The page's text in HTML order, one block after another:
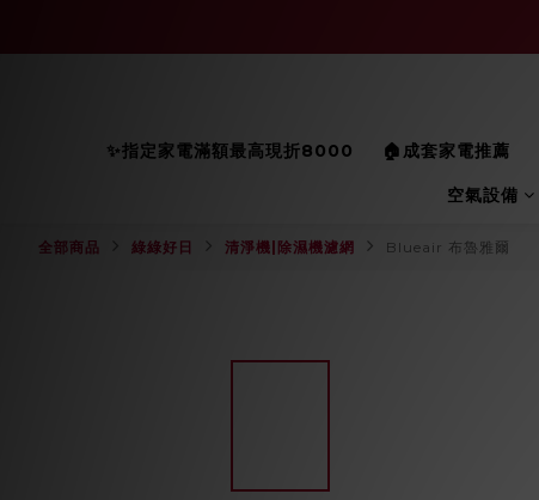
✨指定家電滿額最高現折8000 🏠成套家電推薦
空氣設備
全部商品 綠綠好日 清淨機|除濕機濾網 Blueair 布魯雅爾